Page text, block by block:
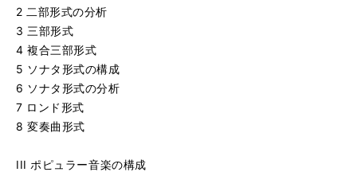
2 二部形式の分析
3 三部形式
4 複合三部形式
5 ソナタ形式の構成
6 ソナタ形式の分析
7 ロンド形式
8 変奏曲形式
III ポピュラー音楽の構成